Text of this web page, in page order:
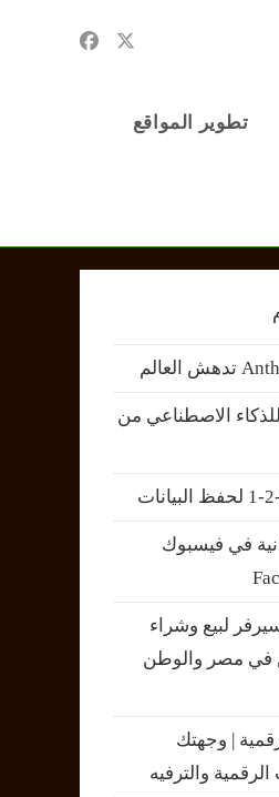
تطوير المواقع
تطبيق Copilot للذكاء الاصطناعي من
في فيسبوك
لبيع وشراء
في مصر والوطن
| وجهتك
الرقمية والترفيه